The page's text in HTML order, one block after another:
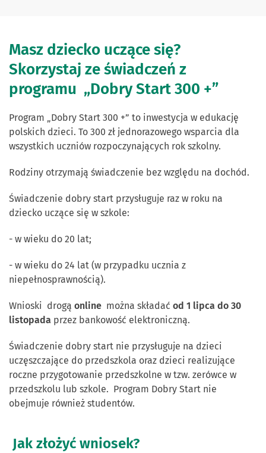
Masz dziecko uczące się?
Skorzystaj ze świadczeń z
programu „Dobry Start 300 +”
Program „Dobry Start 300 +” to inwestycja w edukację
polskich dzieci. To 300 zł jednorazowego wsparcia dla
wszystkich uczniów rozpoczynających rok szkolny.
Rodziny otrzymają świadczenie bez względu na dochód.
Świadczenie dobry start przysługuje raz w roku na
dziecko uczące się w szkole:
- w wieku do 20 lat;
- w wieku do 24 lat (w przypadku ucznia z
niepełnosprawnością).
Wnioski drogą online można składać od 1 lipca do 30
listopada przez bankowość elektroniczną.
Świadczenie dobry start nie przysługuje na dzieci
uczęszczające do przedszkola oraz dzieci realizujące
roczne przygotowanie przedszkolne w tzw. zerówce w
przedszkolu lub szkole. Program Dobry Start nie
obejmuje również studentów.
Jak złożyć wniosek?